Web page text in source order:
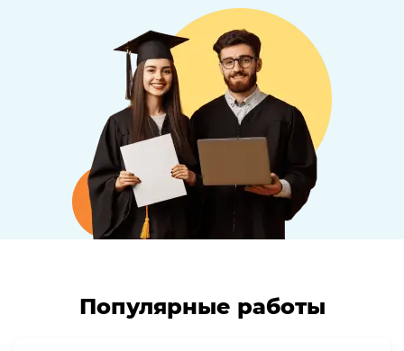
Популярные работы